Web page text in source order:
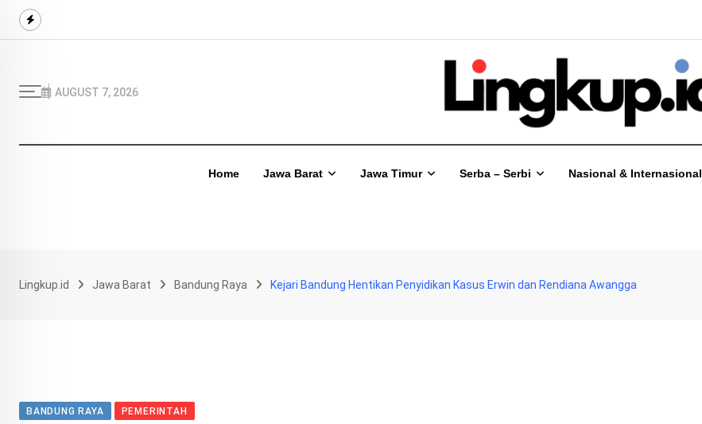
Skip
AUGUST 7, 2026
Home Jawa Barat Jawa Timur Serba – Serbi Nasional & Internasional
Lingkup.id Jawa Barat Bandung Raya Kejari Bandung Hentikan Penyidikan Kasus Erwin dan Rendiana Awangga
BANDUNG RAYA PEMERINTAH